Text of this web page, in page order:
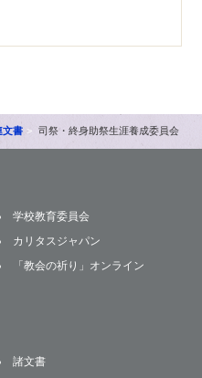
文書 司祭・終身助祭生涯養成委員会
学校教育委員会
カリタスジャパン
「教会の祈り」オンライン
諸文書